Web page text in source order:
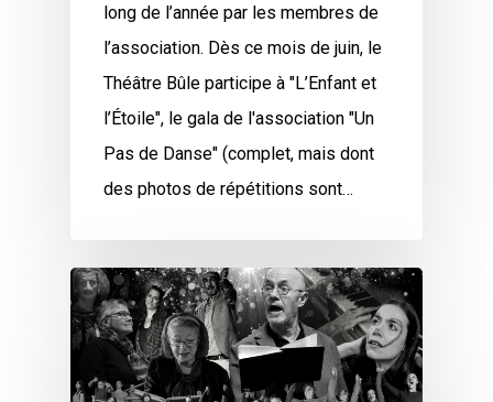
long de l’année par les membres de
l’association. Dès ce mois de juin, le
Théâtre Bûle participe à "L’Enfant et
l’Étoile", le gala de l'association "Un
Pas de Danse" (complet, mais dont
des photos de répétitions sont…